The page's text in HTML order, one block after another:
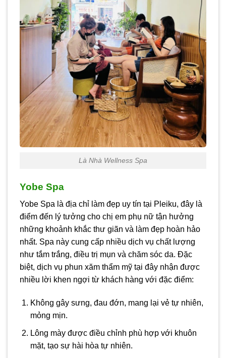
Là Nhà Wellness Spa
Yobe Spa
Yobe Spa là địa chỉ làm đẹp uy tín tại Pleiku, đây là
điểm đến lý tưởng cho chị em phụ nữ tận hưởng
những khoảnh khắc thư giãn và làm đẹp hoàn hảo
nhất. Spa này cung cấp nhiều dịch vụ chất lượng
như tắm trắng, điều trị mụn và chăm sóc da. Đặc
biệt, dịch vụ phun xăm thẩm mỹ tại đây nhận được
nhiều lời khen ngợi từ khách hàng với đặc điểm:
Không gây sưng, đau đớn, mang lại vẻ tự nhiên,
mỏng mịn.
Lông mày được điều chỉnh phù hợp với khuôn
mặt, tạo sự hài hòa tự nhiên.